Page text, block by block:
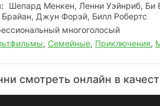
Шепард Менкен, Ленни Уэйнриб, Би
Брайан, Джун Форэй, Билл Робертс
многоголосый
, Семейные, Приключения,
смотреть онлайн в